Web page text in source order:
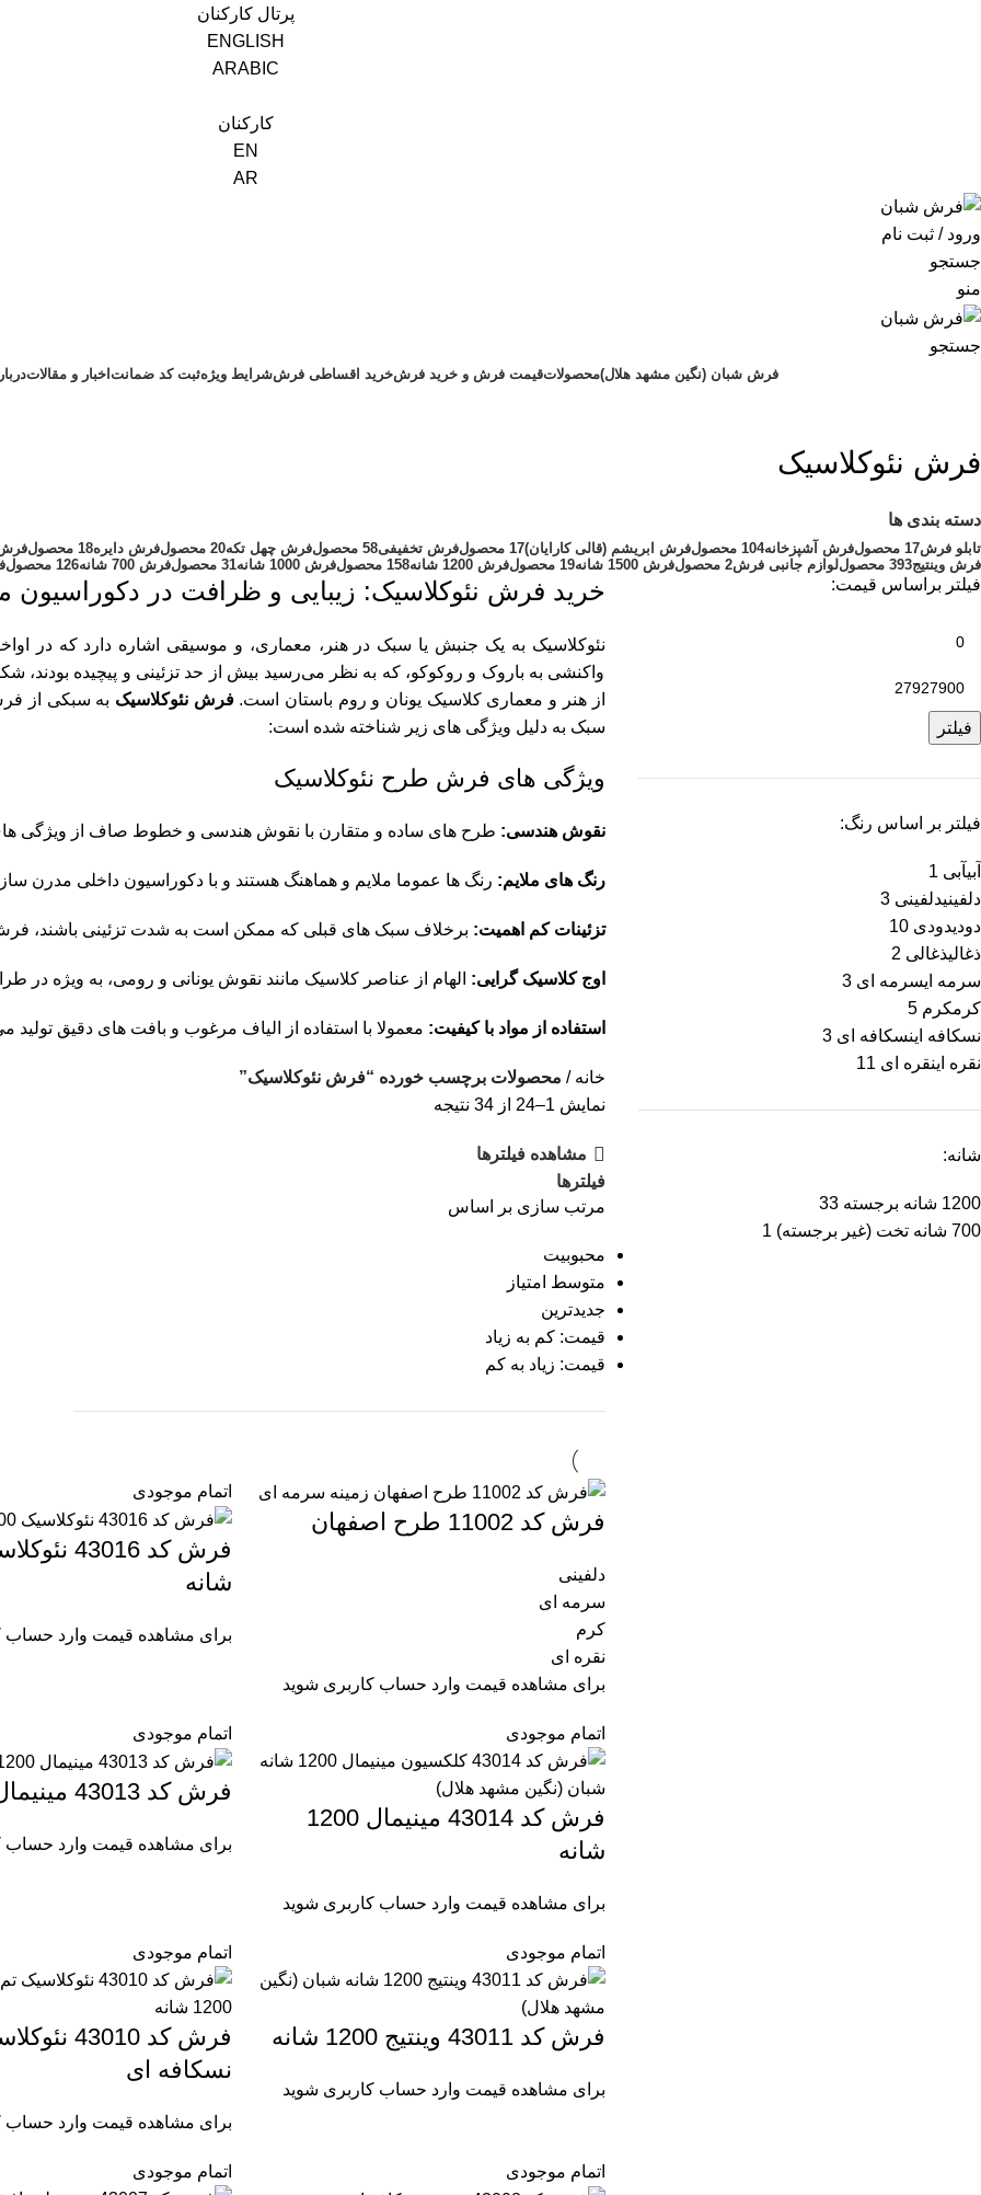
پرتال کارکنان
ENGLISH
ARABIC
کارکنان
EN
AR
ورود / ثبت نام
جستجو
منو
جستجو
فرش شبان (نگین مشهد هلال)محصولاتقیمت فرش و خرید فرشخرید اقساطی فرششرایط ویژهثبت کد ضمانتاخبار و مقالات
فرش نئوکلاسیک
دسته بندی ها
تابلو فرش17 محصول فرش آشپزخانه104 محصول فرش ابریشم (قالی کارایان)17 محصول فرش تخفیفی58 محصول فرش چهل تکه20 محصول فرش دایره18 محصول
فرش وینتیج393 محصول لوازم جانبی فرش2 محصول فرش 1500 شانه 19 محصول فرش 1200 شانه 158 محصول فرش 1000 شانه 31 محصول فرش 700 شانه 126 محصول
فیلتر براساس قیمت:
فیلتر
فیلتر بر اساس رنگ:
آبیآبی 1
دلفینیدلفینی 3
دودیدودی 10
ذغالیذغالی 2
سرمه ایسرمه ای 3
کرمکرم 5
نسکافه اینسکافه ای 3
نقره اینقره ای 11
شانه:
1200 شانه برجسته
33
700 شانه تخت (غیر برجسته)
1
خرید فرش نئوکلاسیک: زیبایی و ظرافت در دکوراسیون
نئوکلاسیک به یک جنبش یا سبک در هنر، معماری، و موسیقی اشاره دارد که در
واکنشی به باروک و روکوکو، که به نظر می‌رسید بیش از حد تزئینی و پیچیده بودند،
از هنر و معماری کلاسیک یونان و روم باستان است.فرش نئوکلاسیک به سبکی از
سبک به دلیل ویژگی های زیر شناخته شده است:
ویژگی های فرش طرح نئوکلاسیک
نقوش هندسی: طرح های ساده و متقارن با نقوش هندسی و خطوط صاف از ویژگی
رنگ های ملایم: رنگ ها عموما ملایم و هماهنگ هستند و با دکوراسیون داخلی مدرن
تزئینات کم اهمیت: برخلاف سبک های قبلی که ممکن است به شدت تزئینی باشند، فرش
اوج کلاسیک گرایی: الهام از عناصر کلاسیک مانند نقوش یونانی و رومی، به ویژه
استفاده از مواد با کیفیت: معمولا با استفاده از الیاف مرغوب و بافت های دقیق تولید
خانه
محصولات برچسب خورده “فرش نئوکلاسیک”
نمایش 1–24 از 34 نتیجه
مشاهده فیلترها
فیلترها
مرتب سازی بر اساس
محبوبیت
متوسط امتیاز
جدیدترین
قیمت: کم به زیاد
قیمت: زیاد به کم
فرش کد 11002 طرح اصفهان
دلفینی
سرمه ای
کرم
نقره ای
برای مشاهده قیمت وارد حساب کاربری شوید
اتمام موجودی
شانه
برای مشاهده قیمت وارد حساب
اتمام موجودی
فرش کد 43014 مینیمال 1200
شانه
برای مشاهده قیمت وارد حساب کاربری شوید
اتمام موجودی
فرش کد 43013 مینیمال 1200
برای مشاهده قیمت وارد حساب
اتمام موجودی
فرش کد 43011 وینتیج 1200 شانه
برای مشاهده قیمت وارد حساب کاربری شوید
اتمام موجودی
فرش کد
نسکافه ای
برای مشاهده قیمت وارد حساب
اتمام موجودی اتمام موجودی